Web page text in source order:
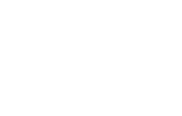
en Internet» e «Acoso escolar»